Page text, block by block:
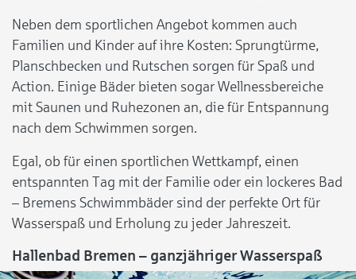
Neben dem sportlichen Angebot kommen auch
Familien und Kinder auf ihre Kosten: Sprungtürme,
Planschbecken und Rutschen sorgen für Spaß und
Action. Einige Bäder bieten sogar Wellnessbereiche
mit Saunen und Ruhezonen an, die für Entspannung
nach dem Schwimmen sorgen.
Egal, ob für einen sportlichen Wettkampf, einen
entspannten Tag mit der Familie oder ein lockeres Bad
– Bremens Schwimmbäder sind der perfekte Ort für
Wasserspaß und Erholung zu jeder Jahreszeit.
Hallenbad Bremen – ganzjähriger Wasserspaß